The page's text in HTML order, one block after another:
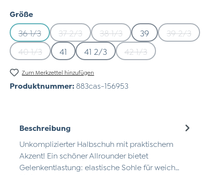
Größeauswählen
36 1/3(Diese Option ist zurzeit nicht verfügbar.)
37 2/3(Diese Option ist zurzeit nicht verfügbar.)
38 1/3(Diese Option ist zurzeit nicht
39 39 2/3
(Diese
40 1/3(Diese Option ist zurzeit nicht verfügbar.)
41 41 2/3 42 1/3(Diese Option ist
Zum Merkzettel hinzufügen
Produktnummer: 883cas-156953
Beschreibung
Unkomplizierter Halbschuh mit praktischem
Akzent! Ein schöner Allrounder bietet
Gelenkentlastung: elastische Sohle für weich…